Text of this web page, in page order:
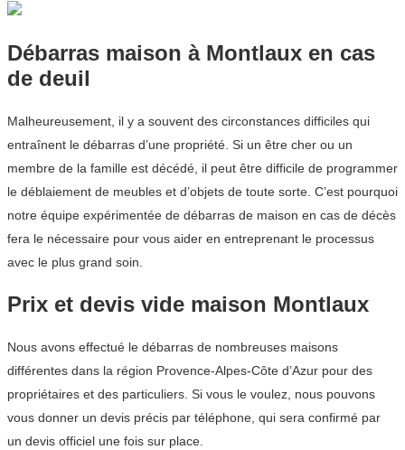
Débarras maison à Montlaux en cas
de deuil
Malheureusement, il y a souvent des circonstances difficiles qui
entraînent le débarras d’une propriété. Si un être cher ou un
membre de la famille est décédé, il peut être difficile de programmer
le déblaiement de meubles et d’objets de toute sorte. C’est pourquoi
notre équipe expérimentée de débarras de maison en cas de décès
fera le nécessaire pour vous aider en entreprenant le processus
avec le plus grand soin.
Prix et devis vide maison Montlaux
Nous avons effectué le débarras de nombreuses maisons
différentes dans la région Provence-Alpes-Côte d’Azur pour des
propriétaires et des particuliers. Si vous le voulez, nous pouvons
vous donner un devis précis par téléphone, qui sera confirmé par
un devis officiel une fois sur place.